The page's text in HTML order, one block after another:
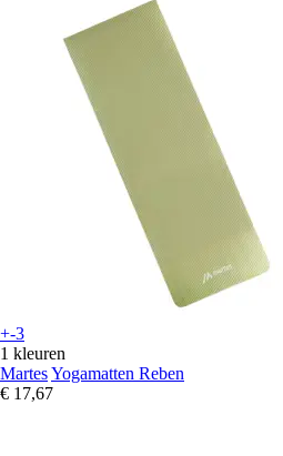
+-3
1 kleuren
MartesYogamatten Reben
€ 17,67